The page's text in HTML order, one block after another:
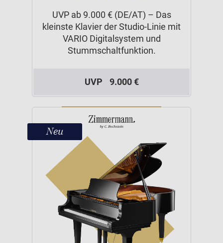
UVP ab 9.000 € (DE/AT) – Das
kleinste Klavier der Studio-Linie mit
VARIO Digitalsystem und
Stummschaltfunktion.
UVP 9.000 €
Neu